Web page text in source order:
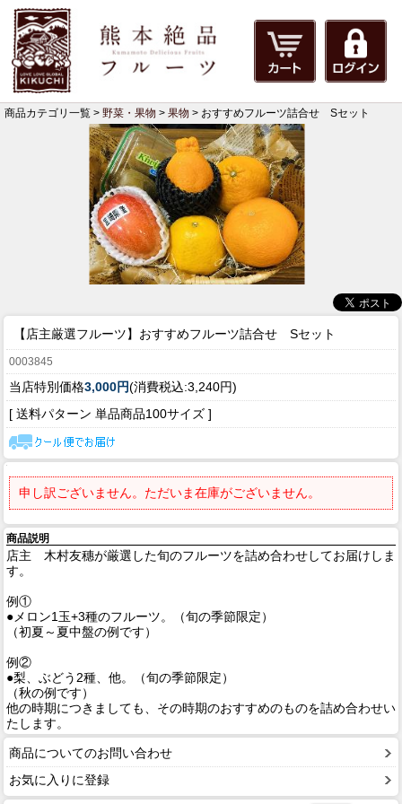
商品カテゴリ一覧 > 野菜・果物 > 果物 > おすすめフルーツ詰合せ Sセット
【店主厳選フルーツ】 おすすめフルーツ詰合せ Sセット
0003845
当店特別価格3,000円(消費税込:3,240円)
[ 送料パターン 単品商品100サイズ ]
申し訳ございません。ただいま在庫がございません。
商品説明
店主 木村友穗が厳選した旬のフルーツを詰め合わせしてお届けしま
す。
例①
●メロン1玉+3種のフルーツ。（旬の季節限定）
（初夏～夏中盤の例です）
例②
●梨、ぶどう2種、他。（旬の季節限定）
（秋の例です）
他の時期につきましても、その時期のおすすめのものを詰め合わせい
たします。
商品についてのお問い合わせ
お気に入りに登録